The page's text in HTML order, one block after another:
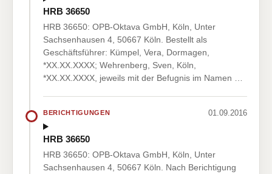
HRB 36650
HRB 36650: OPB-Oktava GmbH, Köln, Unter
Sachsenhausen 4, 50667 Köln. Bestellt als
Geschäftsführer: Kümpel, Vera, Dormagen,
*XX.XX.XXXX; Wehrenberg, Sven, Köln,
*XX.XX.XXXX, jeweils mit der Befugnis im Namen …
BERICHTIGUNGEN 01.09.2016
HRB 36650
HRB 36650: OPB-Oktava GmbH, Köln, Unter
Sachsenhausen 4, 50667 Köln. Nach Berichtigung